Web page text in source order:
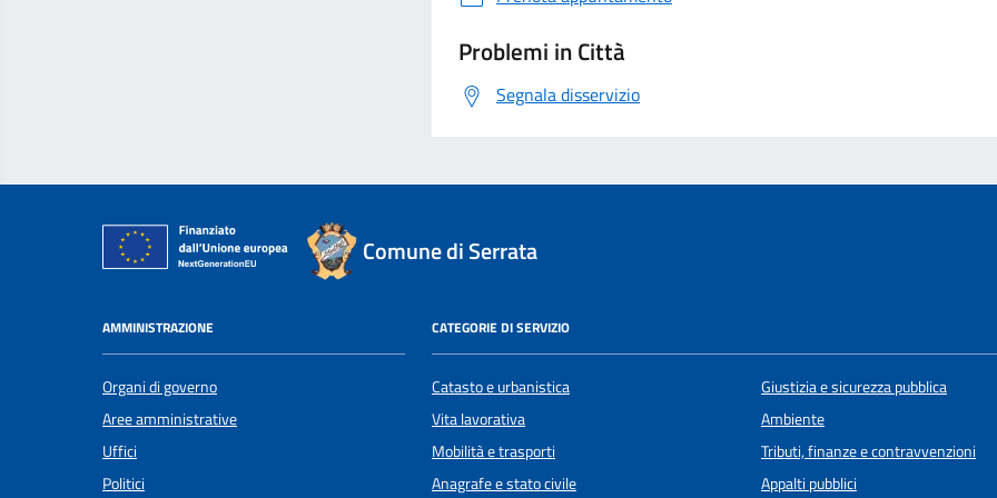
Problemi in Città
Segnala disservizio
Comune di Serrata
AMMINISTRAZIONE
Organi di governo
Aree amministrative
Uffici
Politici
CATEGORIE DI SERVIZIO
Catasto e urbanistica
Vita lavorativa
Mobilità e trasporti
Anagrafe e stato civile
Giustizia e sicurezza pubblica
Ambiente
Tributi, finanze e contravvenzioni
Appalti pubblici